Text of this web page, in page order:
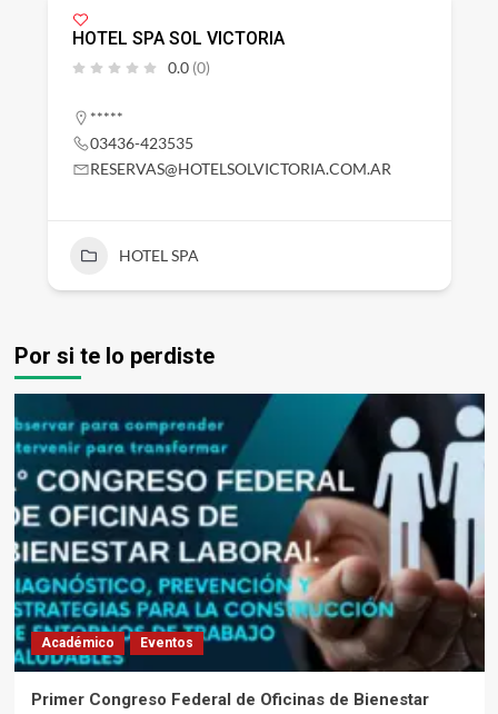
HOTEL SPA SOL VICTORIA
0.0 (0)
*****
03436-423535
RESERVAS@HOTELSOLVICTORIA.COM.AR
HOTEL SPA
Por si te lo perdiste
Académico Eventos
Primer Congreso Federal de Oficinas de Bienestar